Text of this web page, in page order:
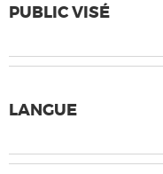
PUBLIC VISÉ
LANGUE